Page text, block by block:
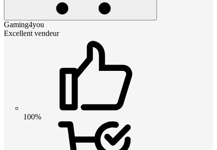
Gaming4you
Excellent vendeur
100%